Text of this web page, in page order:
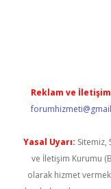
Reklam ve
Yasal Uyarı: Sitemiz,
ve İletişim Kurumu
olarak hizmet